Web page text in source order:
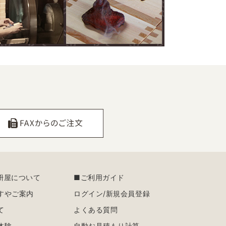
について
やご案内
■ご利用ガイド
ログイン/新規会員登録
よくある質問